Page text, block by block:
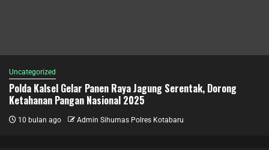
Uncategorized
Polda Kalsel Gelar Panen Raya Jagung Serentak, Dorong
Ketahanan Pangan Nasional 2025
10 bulan ago Admin Sihumas Polres Kotabaru